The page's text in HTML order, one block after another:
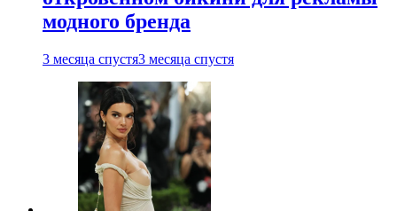
модного бренда
3 месяца спустя3 месяца спустя